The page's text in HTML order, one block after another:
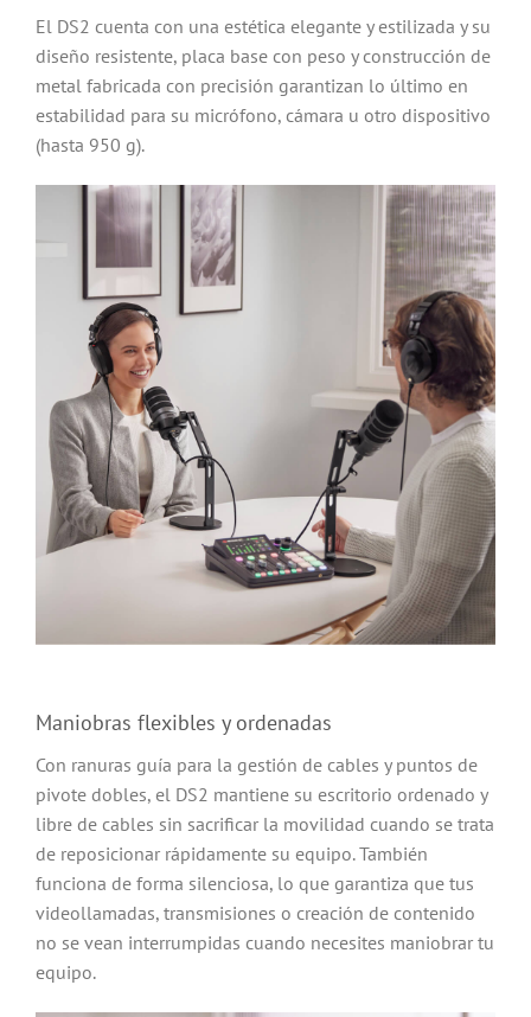
El DS2 cuenta con una estética elegante y estilizada y su
diseño resistente, placa base con peso y construcción de
metal fabricada con precisión garantizan lo último en
estabilidad para su micrófono, cámara u otro dispositivo
(hasta 950 g).
Maniobras flexibles y ordenadas
Con ranuras guía para la gestión de cables y puntos de
pivote dobles, el DS2 mantiene su escritorio ordenado y
libre de cables sin sacrificar la movilidad cuando se trata
de reposicionar rápidamente su equipo. También
funciona de forma silenciosa, lo que garantiza que tus
videollamadas, transmisiones o creación de contenido
no se vean interrumpidas cuando necesites maniobrar tu
equipo.